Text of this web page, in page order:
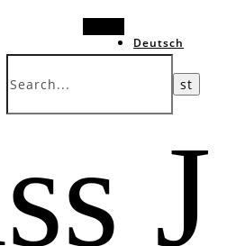
Deutsch
中文 (台灣)
J